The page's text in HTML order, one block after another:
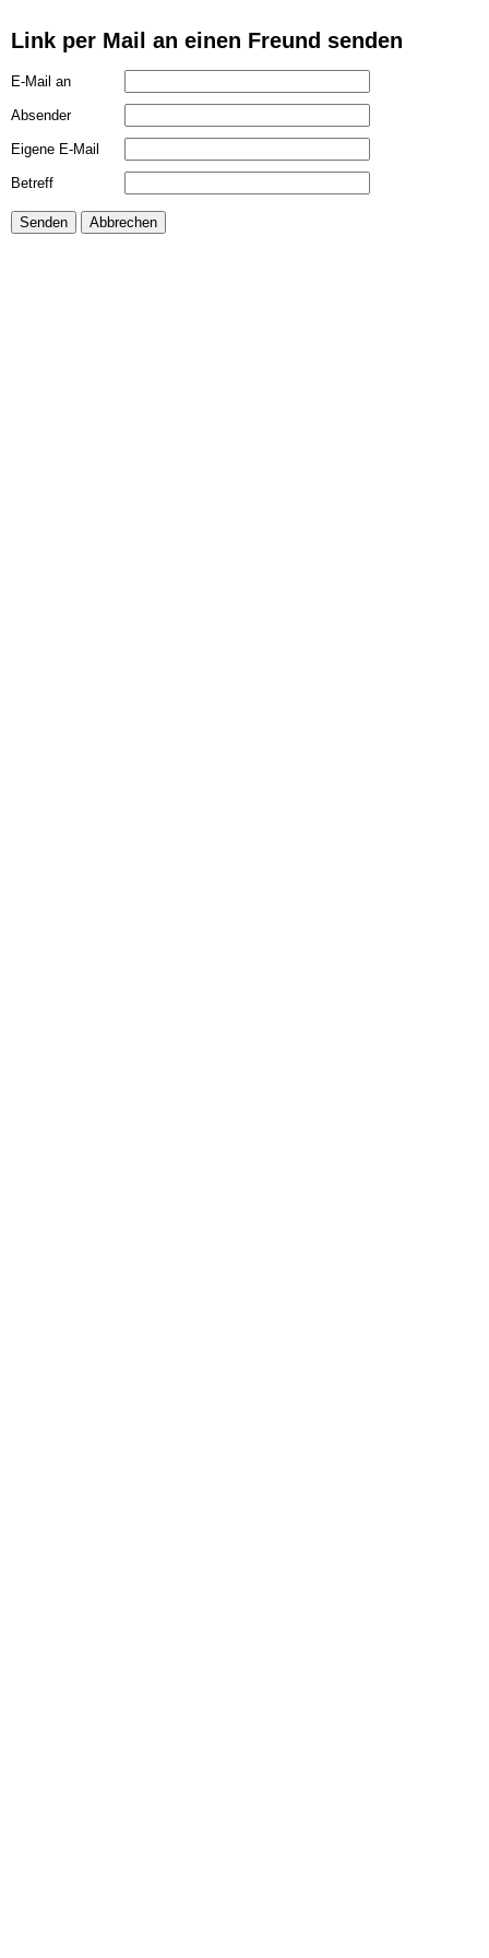
Link per Mail an einen Freund senden
E-Mail an
Absender
Eigene E-Mail
Betreff
Senden Abbrechen